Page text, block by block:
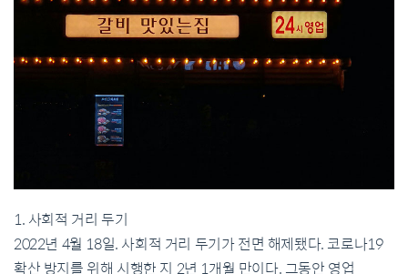
1. 사회적 거리 두기
2022년 4월 18일. 사회적 거리 두기가 전면 해제됐다. 코로나19
확산 방지를 위해 시행한 지 2년 1개월 만이다. 그동안 영업